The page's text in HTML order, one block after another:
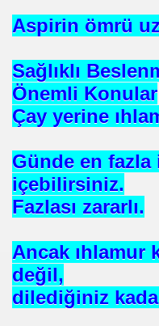
Aspirin ömrü
Sağlıklı
Önemli Konular
Çay yerine
Günde en fazla
içebilirsiniz.
Fazlası zararlı.
Ancak ıhlamur
değil,
dilediğiniz
Varmı?-WARREN
REZERV SİSTEMİ-
Birliği